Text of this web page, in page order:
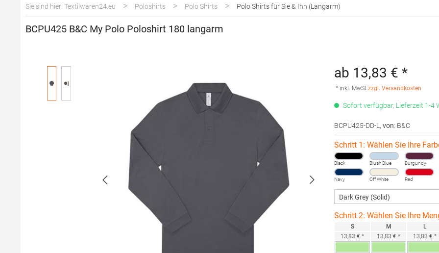
Sie sind hier: Textilwaren24.eu > Poloshirts > Polo Shirts > Polo Shirts für Sie & Ihn (Langarm)
BCPU425 B&C My Polo Poloshirt 180 langarm
ab 13,83 € *
* inkl. MwSt.zzgl. Versandkosten
Sofort verfügbar, Lieferzeit 1-4
BCPU425-DD-L , von: B&C
Schritt 1: Wählen Sie Ihre
Black Blush Blue Burgundy
Navy Off White Red
Schritt 2: Wählen Sie Ihre
S
13,83 € *
M
13,83 € *
L
13,83 € *